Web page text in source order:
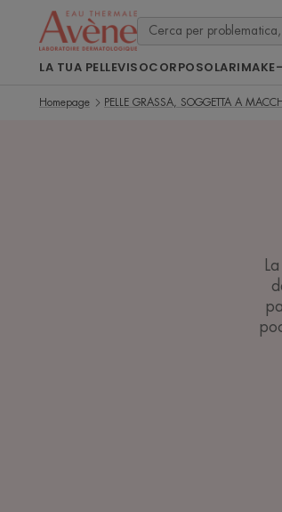
LA TUA PELLEVISOCORPOSOLARI
Homepage PELLE GRASSA, SOGGETTA A